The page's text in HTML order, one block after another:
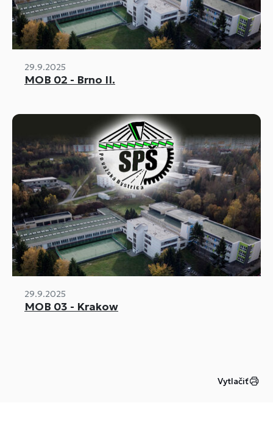
29.9.2025
MOB 02 - Brno II.
29.9.2025
MOB 03 - Krakow
Vytlačiť